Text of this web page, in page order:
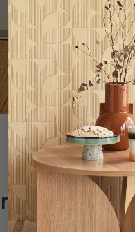
kopen